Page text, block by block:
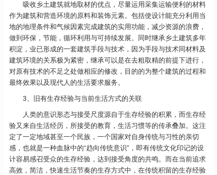
吸收乡土建筑就地取材的优点，尽量运用采集运输便利的材料
作为建筑和营造环境的原料和装饰元素。包括使设计能充分利用当
地的地理条件和气候因素完成建筑的实用功能，减少资源的浪费，
做到环保，节能，循环利用与可持续发展。同时继承乡土建筑多年
积淀，业已形成的一套建筑手段与技术，因为手段与技术同材料及
建筑环境的关系极为紧密，继承可以是在去粗取精的前提下进行，
对原有技术的不足之处做相应的修改，目的的为整个建筑的过程和
最终效果以及现代人的生活要求服务。
3、旧有生存经验与当前生活方式的关联
人类的意识形态与接受尺度源自于生存经验的积累，而生存经
验又来自生活经历，所接受的教育，生活习惯等的传承叠加。这注
定了一定地域甚至一个民族，一个国家对自身传统与习性的亲切
感，也就是一种血脉中的“趋向传统意识”，即有传统文化印记的设
计容易感召受众的生存经验，达到接受角度的共鸣。而在当前追求
高效，简洁，快速生活节奏的生存方式中，在传统积留的生存经验